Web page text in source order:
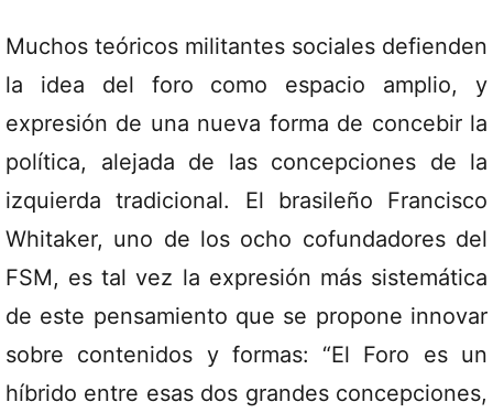
Muchos teóricos militantes sociales defienden
la idea del foro como espacio amplio, y
expresión de una nueva forma de concebir la
política, alejada de las concepciones de la
izquierda tradicional. El brasileño Francisco
Whitaker, uno de los ocho cofundadores del
FSM, es tal vez la expresión más sistemática
de este pensamiento que se propone innovar
sobre contenidos y formas: “El Foro es un
híbrido entre esas dos grandes concepciones,